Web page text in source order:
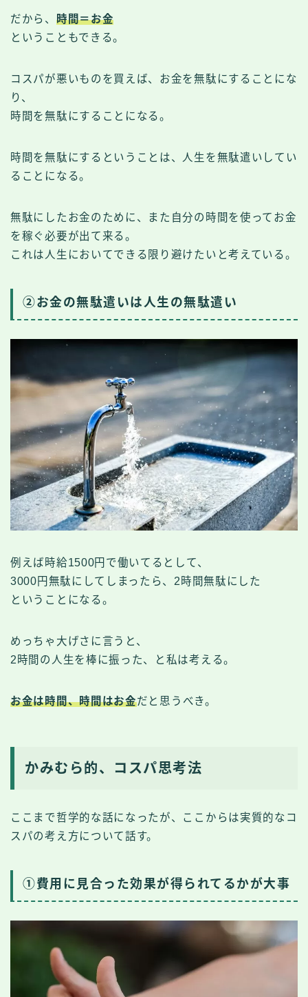
だから、 時間＝お金
ということもできる。
コスパが悪いものを買えば、お金を無駄にすることにな
り、
時間を無駄にすることになる。
時間を無駄にするということは、人生を無駄遣いしてい
ることになる。
無駄にしたお金のために、また自分の時間を使ってお金
を稼ぐ必要が出て来る。
これは人生においてできる限り避けたいと考えている。
②お金の無駄遣いは人生の無駄遣い
例えば時給1500円で働いてるとして、
3000円無駄にしてしまったら、2時間無駄にした
ということになる。
めっちゃ大げさに言うと、
2時間の人生を棒に振った、と私は考える。
お金は時間、時間はお金だと思うべき。
かみむら的、コスパ思考法
ここまで哲学的な話になったが、ここからは実質的なコ
スパの考え方について話す。
①費用に見合った効果が得られてるかが大事